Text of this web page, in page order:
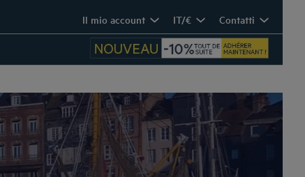
Il mio account IT/€ Contatti